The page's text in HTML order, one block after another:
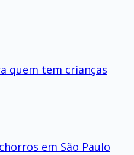
quem tem crianças
em São Paulo